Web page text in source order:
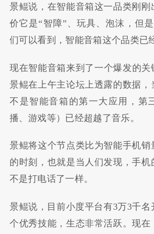
景鲲说，在智能音箱这一品类刚刚
价它是“智障”、玩具、泡沫，但
们可以看到，智能音箱这个品类已
现在智能音箱来到了一个爆发的
景鲲在上午主论坛上透露的数据，
不是智能音箱的第一大应用，第
播、游戏等）已经超越了音乐。
景鲲将这个节点类比为智能手机销
的时刻，也就是当人们发现，手
不是打电话了一样。
景鲲说，目前小度平台有3万3千名
个优秀技能，生态非常活跃。现在